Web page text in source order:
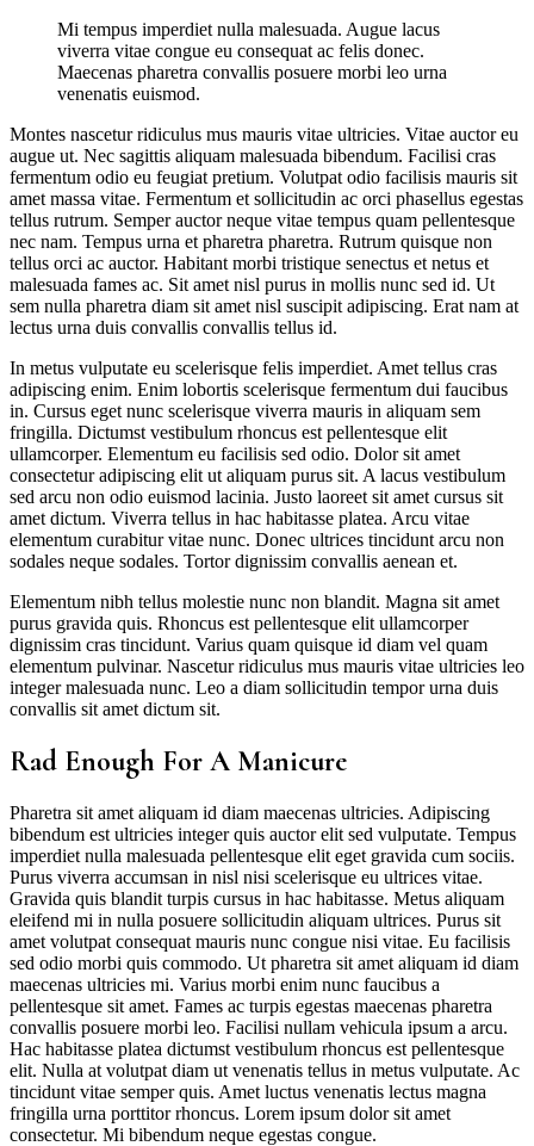
Mi tempus imperdiet nulla malesuada. Augue lacus
viverra vitae congue eu consequat ac felis donec.
Maecenas pharetra convallis posuere morbi leo urna
venenatis euismod.
Montes nascetur ridiculus mus mauris vitae ultricies. Vitae auctor eu
augue ut. Nec sagittis aliquam malesuada bibendum. Facilisi cras
fermentum odio eu feugiat pretium. Volutpat odio facilisis mauris sit
amet massa vitae. Fermentum et sollicitudin ac orci phasellus egestas
tellus rutrum. Semper auctor neque vitae tempus quam pellentesque
nec nam. Tempus urna et pharetra pharetra. Rutrum quisque non
tellus orci ac auctor. Habitant morbi tristique senectus et netus et
malesuada fames ac. Sit amet nisl purus in mollis nunc sed id. Ut
sem nulla pharetra diam sit amet nisl suscipit adipiscing. Erat nam at
lectus urna duis convallis convallis tellus id.
In metus vulputate eu scelerisque felis imperdiet. Amet tellus cras
adipiscing enim. Enim lobortis scelerisque fermentum dui faucibus
in. Cursus eget nunc scelerisque viverra mauris in aliquam sem
fringilla. Dictumst vestibulum rhoncus est pellentesque elit
ullamcorper. Elementum eu facilisis sed odio. Dolor sit amet
consectetur adipiscing elit ut aliquam purus sit. A lacus vestibulum
sed arcu non odio euismod lacinia. Justo laoreet sit amet cursus sit
amet dictum. Viverra tellus in hac habitasse platea. Arcu vitae
elementum curabitur vitae nunc. Donec ultrices tincidunt arcu non
sodales neque sodales. Tortor dignissim convallis aenean et.
Elementum nibh tellus molestie nunc non blandit. Magna sit amet
purus gravida quis. Rhoncus est pellentesque elit ullamcorper
dignissim cras tincidunt. Varius quam quisque id diam vel quam
elementum pulvinar. Nascetur ridiculus mus mauris vitae ultricies leo
integer malesuada nunc. Leo a diam sollicitudin tempor urna duis
convallis sit amet dictum sit.
Rad Enough For A Manicure
Pharetra sit amet aliquam id diam maecenas ultricies. Adipiscing
bibendum est ultricies integer quis auctor elit sed vulputate. Tempus
imperdiet nulla malesuada pellentesque elit eget gravida cum sociis.
Purus viverra accumsan in nisl nisi scelerisque eu ultrices vitae.
Gravida quis blandit turpis cursus in hac habitasse. Metus aliquam
eleifend mi in nulla posuere sollicitudin aliquam ultrices. Purus sit
amet volutpat consequat mauris nunc congue nisi vitae. Eu facilisis
sed odio morbi quis commodo. Ut pharetra sit amet aliquam id diam
maecenas ultricies mi. Varius morbi enim nunc faucibus a
pellentesque sit amet. Fames ac turpis egestas maecenas pharetra
convallis posuere morbi leo. Facilisi nullam vehicula ipsum a arcu.
Hac habitasse platea dictumst vestibulum rhoncus est pellentesque
elit. Nulla at volutpat diam ut venenatis tellus in metus vulputate. Ac
tincidunt vitae semper quis. Amet luctus venenatis lectus magna
fringilla urna porttitor rhoncus. Lorem ipsum dolor sit amet
consectetur. Mi bibendum neque egestas congue.